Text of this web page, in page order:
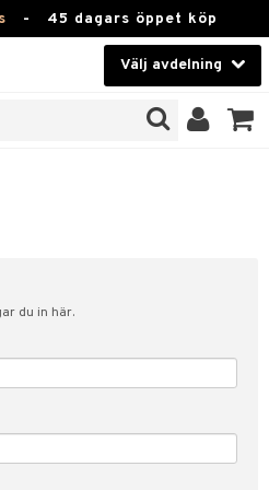
- 45 dagars öppet köp
Välj avdelning
du in här.